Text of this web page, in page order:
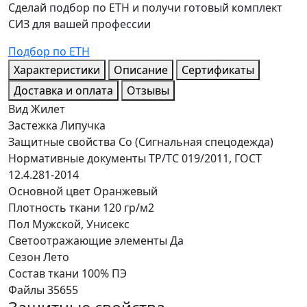
Сделай подбор по ЕТН и получи готовый комплект
СИЗ для вашей профессии
Подбор по ЕТН
Характеристики
Описание
Сертификаты
Доставка и оплата
Отзывы
ВидЖилет
Застежка Липучка
Защитные свойства Со (Сигнальная спецодежда)
Нормативные документы ТР/ТС 019/2011, ГОСТ
12.4.281-2014
Основной цвет Оранжевый
Плотность ткани 120 гр/м2
Пол Мужской, Унисекс
Светоотражающие элементы Да
Сезон Лето
Состав ткани 100% ПЭ
Файлы 35655